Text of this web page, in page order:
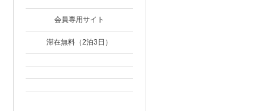
会員専用サイト
滞在無料（2泊3日）